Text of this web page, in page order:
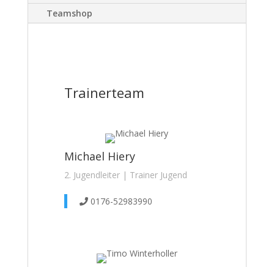
Teamshop
Trainerteam
Michael Hiery
2. Jugendleiter | Trainer Jugend
0176-52983990